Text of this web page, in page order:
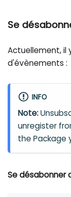
Se
Actuellement, il
d'évènements :
INFO
Note:
unregister
the Package
Se désabonner